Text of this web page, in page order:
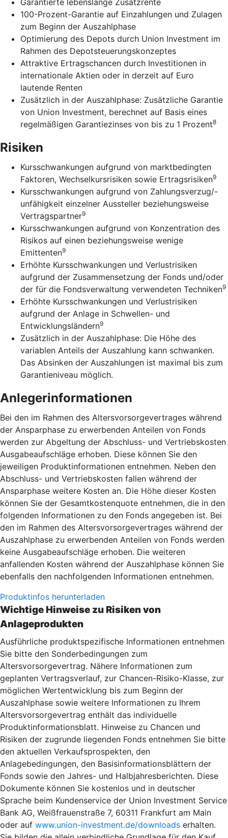
100-Prozent-Garantie auf Einzahlungen und Zulagen
zum Beginn der Auszahlphase
Optimierung des Depots durch Union Investment im
Rahmen des Depotsteuerungskonzeptes
Attraktive Ertragschancen durch Investitionen in
internationale Aktien oder in derzeit auf Euro
lautende Renten
Zusätzlich in der Auszahlphase: Zusätzliche Garantie
von Union Investment, berechnet auf Basis eines
regelmäßigen Garantiezinses von bis zu 1 Prozent8
Risiken
Kursschwankungen aufgrund von marktbedingten
Faktoren, Wechselkursrisiken sowie Ertragsrisiken9
Kursschwankungen aufgrund von Zahlungsverzug/-
unfähigkeit einzelner Aussteller beziehungsweise
Vertragspartner9
Kursschwankungen aufgrund von Konzentration des
Risikos auf einen beziehungsweise wenige
Emittenten9
Erhöhte Kursschwankungen und Verlustrisiken
aufgrund der Zusammensetzung der Fonds und/oder
der für die Fondsverwaltung verwendeten Techniken9
Erhöhte Kursschwankungen und Verlustrisiken
aufgrund der Anlage in Schwellen- und
Entwicklungsländern9
Zusätzlich in der Auszahlphase: Die Höhe des
variablen Anteils der Auszahlung kann schwanken.
Das Absinken der Auszahlungen ist maximal bis zum
Garantieniveau möglich.
Anlegerinformationen
Bei den im Rahmen des Altersvorsorgevertrages während
der Ansparphase zu erwerbenden Anteilen von Fonds
werden zur Abgeltung der Abschluss- und Vertriebskosten
Ausgabeaufschläge erhoben. Diese können Sie den
jeweiligen Produktinformationen entnehmen. Neben den
Abschluss- und Vertriebskosten fallen während der
Ansparphase weitere Kosten an. Die Höhe dieser Kosten
können Sie der Gesamtkostenquote entnehmen, die in den
folgenden Informationen zu den Fonds angegeben ist. Bei
den im Rahmen des Altersvorsorgevertrages während der
Auszahlphase zu erwerbenden Anteilen von Fonds werden
keine Ausgabeaufschläge erhoben. Die weiteren
anfallenden Kosten während der Auszahlphase können Sie
ebenfalls den nachfolgenden Informationen entnehmen.
Produktinfos herunterladen
Wichtige Hinweise zu Risiken von
Anlageprodukten
Ausführliche produktspezifische Informationen entnehmen
Sie bitte den Sonderbedingungen zum
Altersvorsorgevertrag. Nähere Informationen zum
geplanten Vertragsverlauf, zur Chancen-Risiko-Klasse, zur
möglichen Wertentwicklung bis zum Beginn der
Auszahlphase sowie weitere Informationen zu Ihrem
Altersvorsorgevertrag enthält das individuelle
Produktinformationsblatt. Hinweise zu Chancen und
Risiken der zugrunde liegenden Fonds entnehmen Sie bitte
den aktuellen Verkaufsprospekten, den
Anlagebedingungen, den Basisinformationsblättern der
Fonds sowie den Jahres- und Halbjahresberichten. Diese
Dokumente können Sie kostenlos und in deutscher
Sprache beim Kundenservice der Union Investment Service
Bank AG, Weißfrauenstraße 7, 60311 Frankfurt am Main
oder auf www.union-investment.de/downloads erhalten.